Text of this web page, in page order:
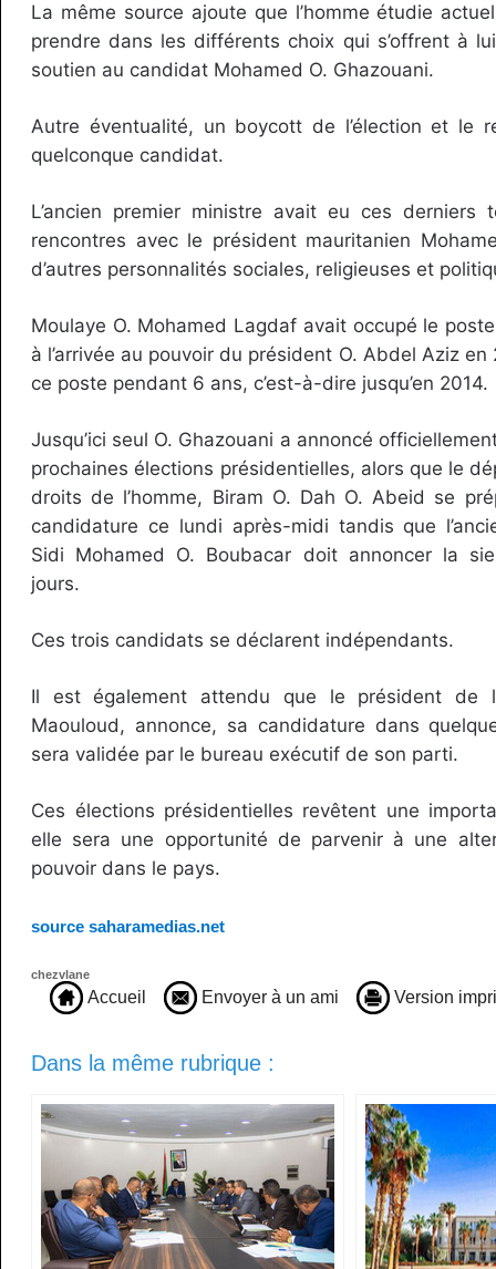
La même source ajoute que l’homme étudie
prendre dans les différents choix qui s’offrent à
soutien au candidat Mohamed O. Ghazouani.
Autre éventualité, un boycott de l’élection et le
quelconque candidat.
L’ancien premier ministre avait eu ces derniers
rencontres avec le président mauritanien
d’autres personnalités sociales, religieuses et
Moulaye O. Mohamed Lagdaf avait occupé le
à l’arrivée au pouvoir du président O. Abdel Aziz
ce poste pendant 6 ans, c’est-à-dire jusqu’en 2014.
Jusqu’ici seul O. Ghazouani a annoncé
prochaines élections présidentielles, alors que le
droits de l’homme, Biram O. Dah O. Abeid se
candidature ce lundi après-midi tandis que
Sidi Mohamed O. Boubacar doit annoncer la
jours.
Ces trois candidats se déclarent indépendants.
Il est également attendu que le président de
Maouloud, annonce, sa candidature dans
sera validée par le bureau exécutif de son parti.
Ces élections présidentielles revêtent une
elle sera une opportunité de parvenir à une
pouvoir dans le pays.
source saharamedias.net
chezvlane
Accueil Envoyer à un ami Version
Dans la même rubrique :